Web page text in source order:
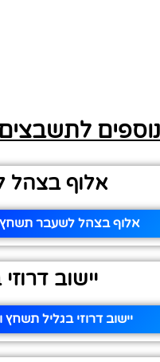
אלוף בצהל
אלוף בצהל לשעבר תשחץ
יישוב
יישוב דרוזי בגליל